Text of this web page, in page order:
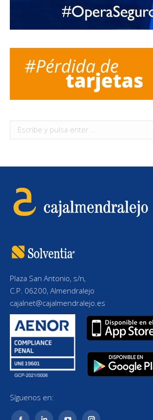
Buscar:
Plaza San Antonio, s/n,
C.P. 06200, Almendralejo
cajalnet@cajalmendralejo.es
Síguenos en: